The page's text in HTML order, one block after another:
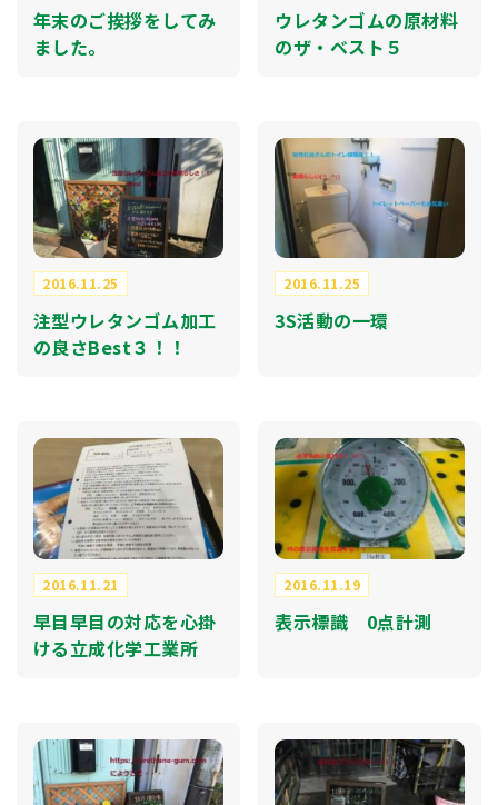
年末のご挨拶をしてみ
ました。
ウレタンゴムの原材料
のザ・ベスト５
2016.11.25
注型ウレタンゴム加工
の良さBest３！！
2016.11.25
3S活動の一環
2016.11.21
早目早目の対応を心掛
ける立成化学工業所
2016.11.19
表示標識 0点計測